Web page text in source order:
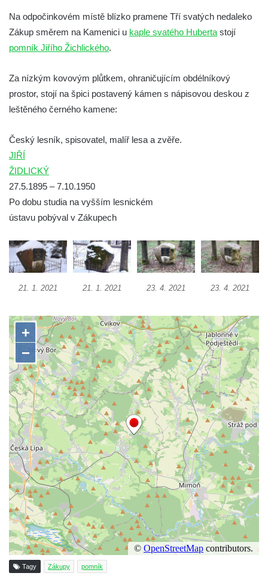
Socha Koroun bezzubý v ZOO Hluboká
Socha Plejtvák obrovský v ZOO Hluboká
Socha Mamutí lebka v ZOO Hluboká
Socha Mamut srstnatý v ZOO Hluboká
Socha Vydry si hrají v ZOO Hluboká
Socha Matka příroda v ZOO Hluboká
Socha Lišky v ZOO Hluboká
Socha Kudlanka v ZOO Hluboká
Socha Rys číhající na srnu v ZOO Hluboká
Socha Orlice v ZOO Hluboká
Socha Tygr v ZOO Hluboká
Socha Kozorožec horský v ZOO Hluboká
Socha Včela v ZOO Hluboká
Socha Housenka v ZOO Hluboká
Socha Nosorožík v ZOO Hluboká
Socha Rosomák v ZOO Hluboká
Socha Beruška v ZOO Hluboká
Socha Vážka v ZOO Hluboká
Socha Volavka v ZOO Hluboká
Flamingo trůn v ZOO Hluboká
Lavička Kůň Převalského v ZOO Hluboká
Lysá nad Labem, barokní město Šporkovo
Socha Opičákovník v ZOO Hluboká
Socha Roháč v ZOO Hluboká
Socha Mystik v ZOO Hluboká
Na odpočinkovém místě blízko pramene Tří svatých nedaleko
Zákup směrem na Kamenici u kaple svatého Huberta stojí
pomník Jiřího Žichlického.
Za nízkým kovovým plůtkem, ohraničujícím obdélníkový
prostor, stojí na špici postavený kámen s nápisovou deskou z
leštěného černého kamene:
Český lesník, spisovatel, malíř lesa a zvěře.
JIŘÍ
ŽIDLICKÝ
27.5.1895 – 7.10.1950
Po dobu studia na vyšším lesnickém
ústavu pobýval v Zákupech
21. 1. 2021 21. 1. 2021 23. 4. 2021 23. 4. 2021
Tagy Zákupy pomník